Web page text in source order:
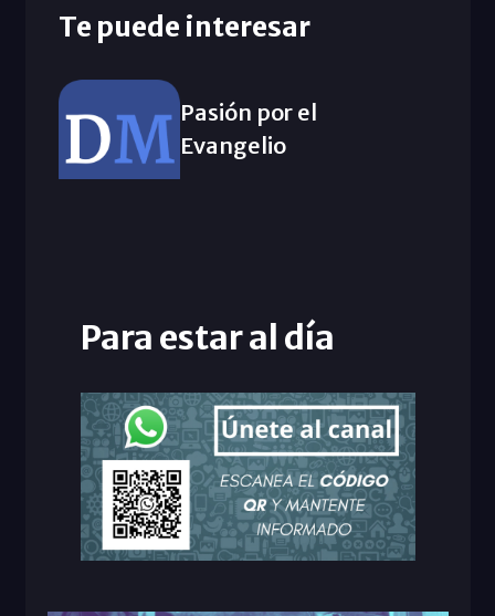
Te puede interesar
Pasión por el
Evangelio
Para estar al día